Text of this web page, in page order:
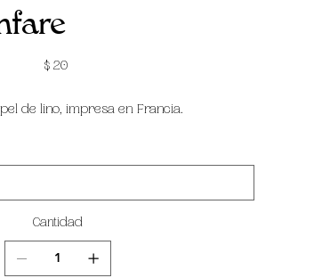
Precio
$ 20
de lino, impresa en Francia.
Cantidad